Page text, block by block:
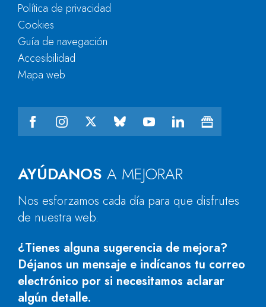
AYÚDANOS A MEJORAR
Nos esforzamos cada día para que disfrutes
de nuestra web.
¿Tienes alguna sugerencia de mejora?
Déjanos un mensaje e indícanos tu correo
electrónico por si necesitamos aclarar
algún detalle.
Política de privacidad
Cookies
Guía de navegación
Accesibilidad
Mapa web